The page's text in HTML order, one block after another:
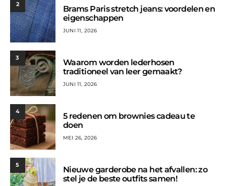
2
Brams Paris stretch jeans: voordelen en
eigenschappen
JUNI 11, 2026
3
Waarom worden lederhosen
traditioneel van leer gemaakt?
JUNI 11, 2026
4
5 redenen om brownies cadeau te
doen
MEI 26, 2026
5
Nieuwe garderobe na het afvallen: zo
stel je de beste outfits samen!